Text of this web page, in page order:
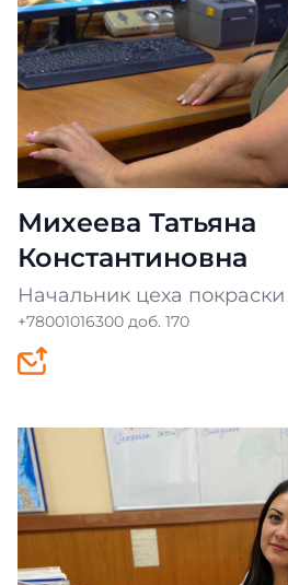
Михеева Татьяна
Константиновна
Начальник цеха покраски
+78001016300 доб. 170